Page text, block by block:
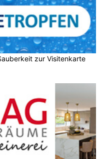
zur Visitenkarte